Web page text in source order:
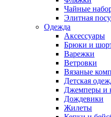
Чайные
Элитная
Одежда
Аксессуары
Брюки и
Варежки
Ветровки
Вязаные
Детская
Джемперы и
Дождевики
Жилеты